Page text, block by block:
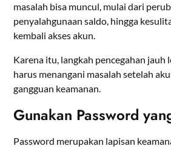
masalah bisa muncul, mulai dari
penyalahgunaan saldo, hingga
kembali akses akun.
Karena itu, langkah pencegahan jauh
harus menangani masalah setelah
gangguan keamanan.
Gunakan Password
Password merupakan lapisan